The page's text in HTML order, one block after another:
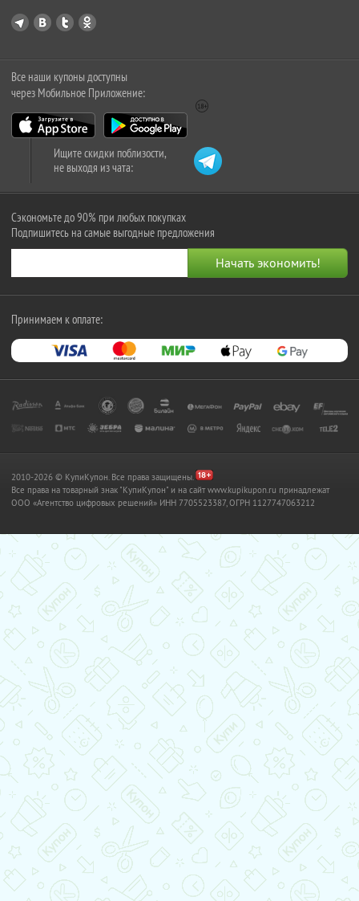
Все наши купоны доступны
через Мобильное Приложение:
Ищите скидки поблизости,
не выходя из чата:
Сэкономьте до 90% при любых покупках
Подпишитесь на самые выгодные предложения
Принимаем к оплате:
2010-2026 © КупиКупон. Все права защищены.
Все права на товарный знак "КупиКупон" и на сайт www.kupikupon.ru принадлежат
OOO «Агентство цифровых решений» ИНН 7705523387, ОГРН 1127747063212